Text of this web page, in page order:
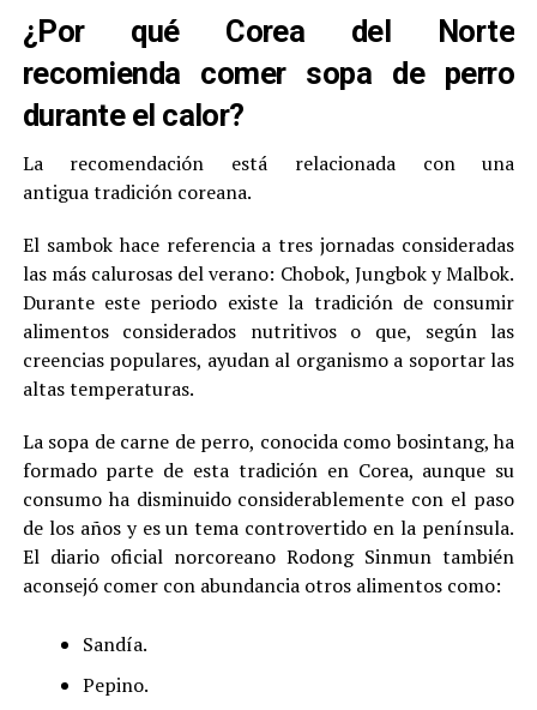
¿Por qué Corea del Norte
recomienda comer sopa de perro
durante el calor?
La recomendación está relacionada con una
antigua tradición coreana.
El sambok hace referencia a tres jornadas consideradas
las más calurosas del verano: Chobok, Jungbok y Malbok.
Durante este periodo existe la tradición de consumir
alimentos considerados nutritivos o que, según las
creencias populares, ayudan al organismo a soportar las
altas temperaturas.
La sopa de carne de perro, conocida como bosintang, ha
formado parte de esta tradición en Corea, aunque su
consumo ha disminuido considerablemente con el paso
de los años y es un tema controvertido en la península.
El diario oficial norcoreano Rodong Sinmun también
aconsejó comer con abundancia otros alimentos como:
Sandía.
Pepino.